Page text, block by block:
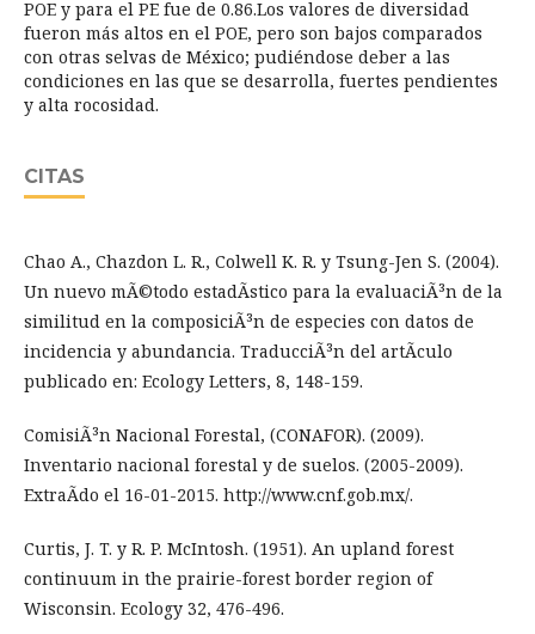
POE y para el PE fue de 0.86.Los valores de diversidad
fueron más altos en el POE, pero son bajos comparados
con otras selvas de México; pudiéndose deber a las
condiciones en las que se desarrolla, fuertes pendientes
y alta rocosidad.
CITAS
Chao A., Chazdon L. R., Colwell K. R. y Tsung-Jen S. (2004).
Un nuevo mÃ©todo estadÃ­stico para la evaluaciÃ³n de la
similitud en la composiciÃ³n de especies con datos de
incidencia y abundancia. TraducciÃ³n del artÃ­culo
publicado en: Ecology Letters, 8, 148-159.
ComisiÃ³n Nacional Forestal, (CONAFOR). (2009).
Inventario nacional forestal y de suelos. (2005-2009).
ExtraÃ­do el 16-01-2015. http://www.cnf.gob.mx/.
Curtis, J. T. y R. P. McIntosh. (1951). An upland forest
continuum in the prairie-forest border region of
Wisconsin. Ecology 32, 476-496.